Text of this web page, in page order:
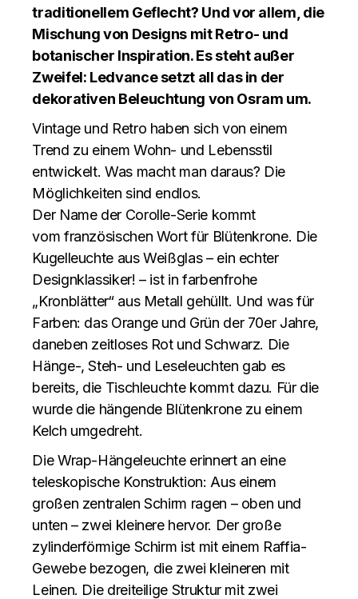
traditionellem Geflecht? Und vor allem, die
Mischung von Designs mit Retro- und
botanischer Inspiration. Es steht außer
Zweifel: Ledvance setzt all das in der
dekorativen Beleuchtung von Osram um.
Vintage und Retro haben sich von einem
Trend zu einem Wohn- und Lebensstil
entwickelt. Was macht man daraus? Die
Möglichkeiten sind endlos.
Der Name der Corolle-Serie kommt
vom französischen Wort für Blütenkrone. Die
Kugelleuchte aus Weißglas – ein echter
Designklassiker! – ist in farbenfrohe
„Kronblätter“ aus Metall gehüllt. Und was für
Farben: das Orange und Grün der 70er Jahre,
daneben zeitloses Rot und Schwarz. Die
Hänge-, Steh- und Leseleuchten gab es
bereits, die Tischleuchte kommt dazu. Für die
wurde die hängende Blütenkrone zu einem
Kelch umgedreht.
Die Wrap-Hängeleuchte erinnert an eine
teleskopische Konstruktion: Aus einem
großen zentralen Schirm ragen – oben und
unten – zwei kleinere hervor. Der große
zylinderförmige Schirm ist mit einem Raffia-
Gewebe bezogen, die zwei kleineren mit
Leinen. Die dreiteilige Struktur mit zwei